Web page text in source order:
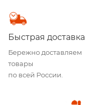
Быстрая доставка
Бережно доставляем
товары
по всей России.